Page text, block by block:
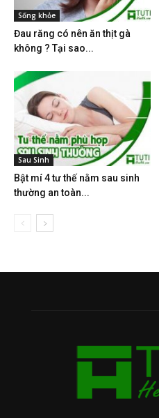
Sống khỏe
Đau răng có nên ăn thịt gà
không ? Tại sao...
Sau Sinh
Bật mí 4 tư thế nằm sau sinh
thường an toàn...